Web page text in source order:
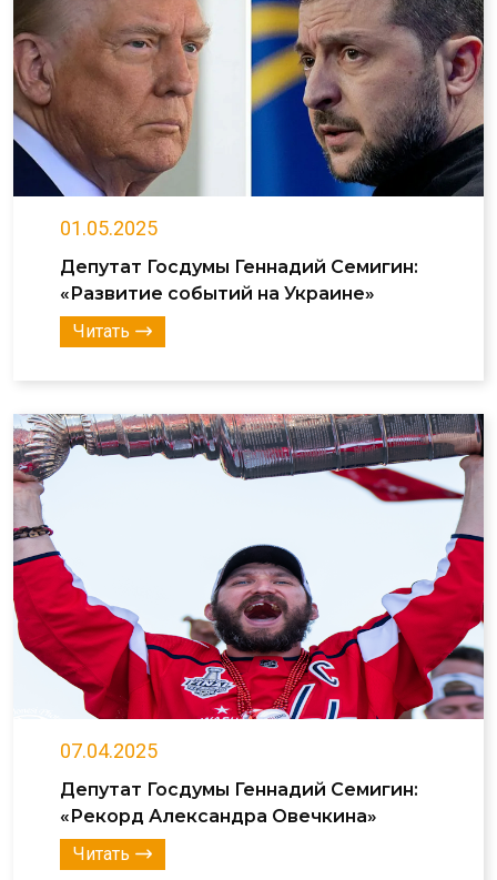
01.05.2025
Депутат Госдумы Геннадий Семигин:
«Развитие событий на Украине»
Читать
07.04.2025
Депутат Госдумы Геннадий Семигин:
«Рекорд Александра Овечкина»
Читать